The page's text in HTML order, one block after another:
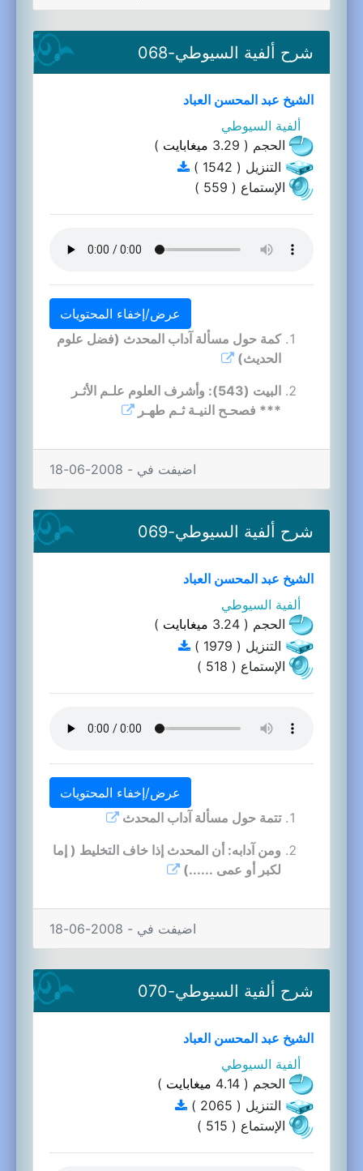
شرح ألفية السيوطي-068
الشيخ عبد المحسن العباد
ألفية السيوطي
الحجم ( 3.29
ميغابايت )
التنزيل ( 1542 )
الإستماع ( 559 )
عرض/إخفاء المحتويات
كمة حول مسألة آداب المحدث (فضل علوم
الحديث)
البيت (543): وأشرف العلوم علـم الأثـر
*** فصحـح النيـة ثـم طهـر
اضيفت في - 2008-06-18
شرح ألفية السيوطي-069
الشيخ عبد المحسن العباد
ألفية السيوطي
الحجم ( 3.24
ميغابايت )
التنزيل ( 1979 )
الإستماع ( 518 )
عرض/إخفاء المحتويات
تتمة حول مسألة آداب المحدث
ومن آدابه: أن المحدث إذا خاف التخليط ( إما
لكبر أو عمى ......)
اضيفت في - 2008-06-18
شرح ألفية السيوطي-070
الشيخ عبد المحسن العباد
ألفية السيوطي
الحجم ( 4.14
ميغابايت )
التنزيل ( 2065 )
الإستماع ( 515 )